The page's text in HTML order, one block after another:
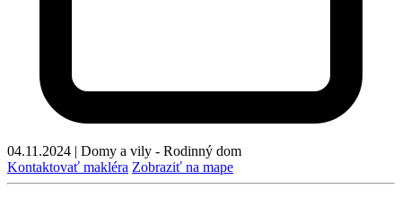
04.11.2024 | Domy a vily - Rodinný dom
Kontaktovať makléra Zobraziť na mape